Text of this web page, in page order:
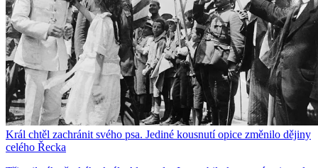
Král chtěl zachránit svého psa. Jediné kousnutí opice změnilo dějiny
celého Řecka